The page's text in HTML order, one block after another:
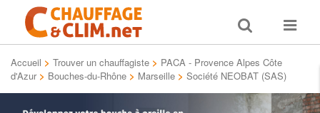
Toggle
search
Toggle
Accueil > Trouver un chauffagiste > PACA - Provence Alpes Côte
d'Azur > Bouches-du-Rhône > Marseille > Société NEOBAT (SAS)